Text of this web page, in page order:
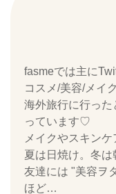
fasmeでは主に
コスメ/美容/メイ
海外旅行に行っ
っています♡
メイクやスキンケ
夏は日焼け。冬は
友達には "美容ヲ
ほど…